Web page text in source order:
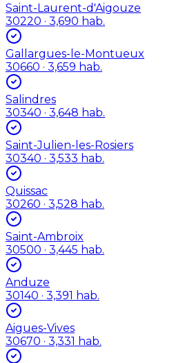
Saint-Laurent-d'Aigouze
30220 · 3,690 hab.
Gallargues-le-Montueux
30660 · 3,659 hab.
Salindres
30340 · 3,648 hab.
Saint-Julien-les-Rosiers
30340 · 3,533 hab.
Quissac
30260 · 3,528 hab.
Saint-Ambroix
30500 · 3,445 hab.
Anduze
30140 · 3,391 hab.
Aigues-Vives
30670 · 3,331 hab.